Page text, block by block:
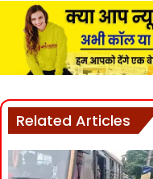
Related Articles